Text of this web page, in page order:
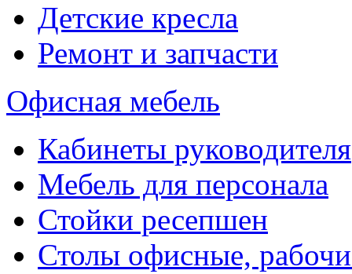
Детские кресла
Ремонт и запчасти
Офисная мебель
Кабинеты руководителя
Мебель для персонала
Стойки ресепшен
Столы офисные,